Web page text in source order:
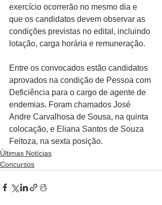
exercício ocorrerão no mesmo dia e
que os candidatos devem observar as
condições previstas no edital, incluindo
lotação, carga horária e remuneração.
Entre os convocados estão candidatos
aprovados na condição de Pessoa com
Deficiência para o cargo de agente de
endemias. Foram chamados José
Andre Carvalhosa de Sousa, na quinta
colocação, e Eliana Santos de Souza
Feitoza, na sexta posição.
Últimas Notícias
Concursos